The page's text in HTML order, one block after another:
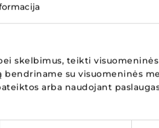
skelbimus, teikti
su visuomeninės
arba naudojant
vadovas (-ė)